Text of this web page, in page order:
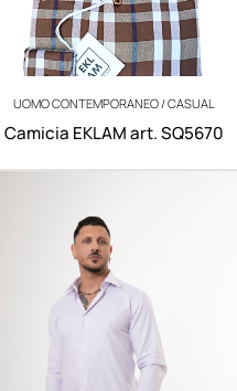
UOMO CONTEMPORANEO / CASUAL
Camicia EKLAM art. SQ5670